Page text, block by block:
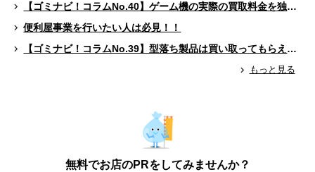
【ゴミナビ！コラムNo.40】ゲーム機の実際の買取料金を独自調査！！
便利屋事業を行いたい人は必見！！
【ゴミナビ！コラムNo.39】型落ち製品は買い取ってもらえる？（ゲームソフト編）
もっと見る
無料でお店のPRをしてみませんか？